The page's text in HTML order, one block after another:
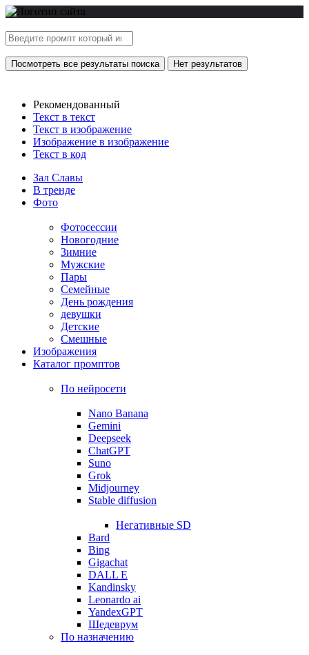
Посмотреть все результаты поиска Нет результатов
Рекомендованный
Текст в текст
Текст в изображение
Изображение в изображение
Текст в код
Зал Славы
В тренде
Фото
Фотосессии
Новогодние
Зимние
Мужские
Пары
Семейные
День рождения
девушки
Детские
Смешные
Изображения
Каталог промптов
По нейросети
Nano Banana
Gemini
Deepseek
ChatGPT
Suno
Grok
Midjourney
Stable diffusion
Негативные SD
Bard
Bing
Gigachat
DALL E
Kandinsky
Leonardo ai
YandexGPT
Шедеврум
По назначению